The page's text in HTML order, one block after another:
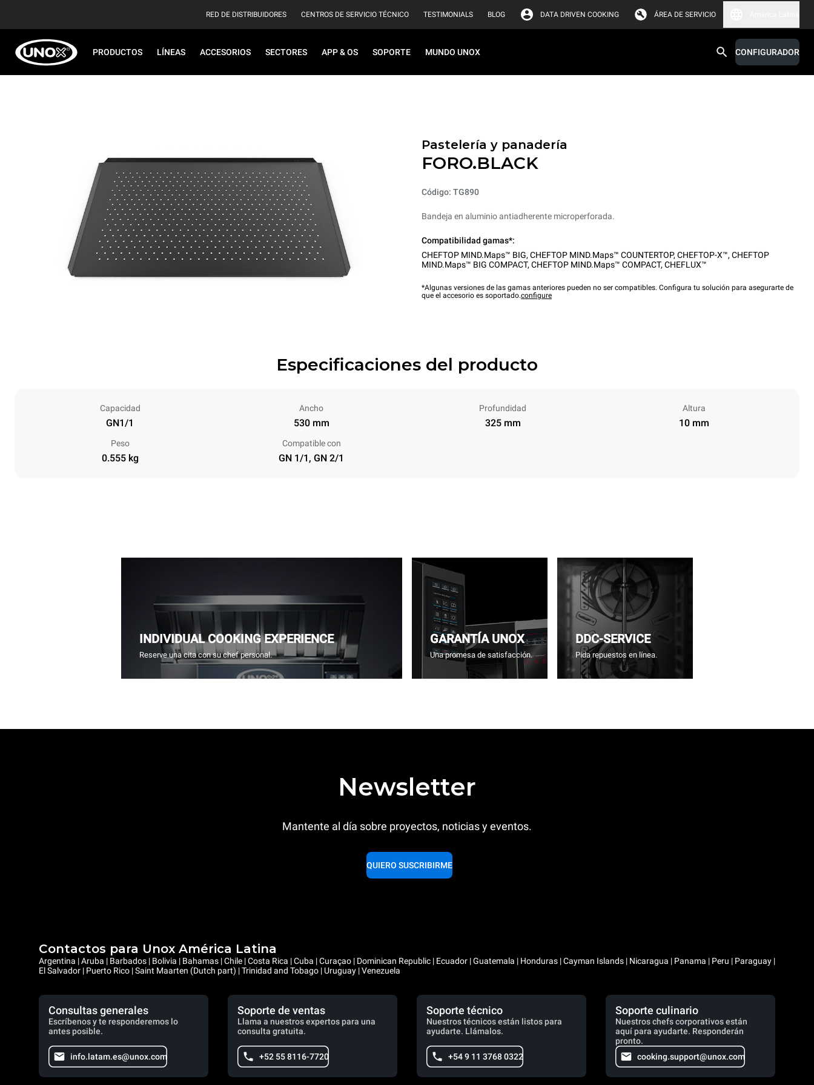
RED DE DISTRIBUIDORES CENTROS DE SERVICIO TÉCNICO TESTIMONIALS BLOG DATA DRIVEN COOKING ÁREA DE SERVICIO
PRODUCTOS LÍNEAS ACCESORIOS SECTORES APP & OS SOPORTE MUNDO UNOX CONFIGURADOR
Pastelería y panadería
FORO.BLACK
Código: TG890
Bandeja en aluminio antiadherente microperforada.
Compatibilidad gamas*:
CHEFTOP MIND.Maps™ BIG, CHEFTOP MIND.Maps™ COUNTERTOP, CHEFTOP-X™, CHEFTOP
MIND.Maps™ BIG COMPACT, CHEFTOP MIND.Maps™ COMPACT, CHEFLUX™
*Algunas versiones de las gamas anteriores pueden no ser compatibles. Configura tu solución para asegurarte de
que el accesorio es soportado.configure
Especificaciones del producto
Capacidad
GN1/1
Ancho
530 mm
Profundidad
325 mm
Altura
10 mm
Peso
0.555 kg
Compatible con
GN 1/1, GN 2/1
INDIVIDUAL COOKING EXPERIENCE
Reserve una cita con su chef personal.
GARANTÍA UNOX
Una promesa de satisfacción.
DDC-SERVICE
Pida repuestos en línea.
Newsletter
Mantente al día sobre proyectos, noticias y eventos.
QUIERO SUSCRIBIRME
Contactos para Unox América Latina
Argentina | Aruba | Barbados | Bolivia | Bahamas | Chile | Costa Rica | Cuba | Curaçao | Dominican Republic | Ecuador | Guatemala | Honduras | Cayman Islands | Nicaragua | Panama | Peru | Paraguay |
El Salvador | Puerto Rico | Saint Maarten (Dutch part) | Trinidad and Tobago | Uruguay | Venezuela
Consultas generales
Escríbenos y te responderemos lo
antes posible.
info.latam.es@unox.com
Soporte de ventas
Llama a nuestros expertos para una
consulta gratuita.
+52 55 8116-7720
Soporte técnico
Nuestros técnicos están listos para
ayudarte. Llámalos.
+54 9 11 3768 0322
Soporte culinario
Nuestros chefs corporativos están
aquí para ayudarte. Responderán
pronto.
cooking.support@unox.com